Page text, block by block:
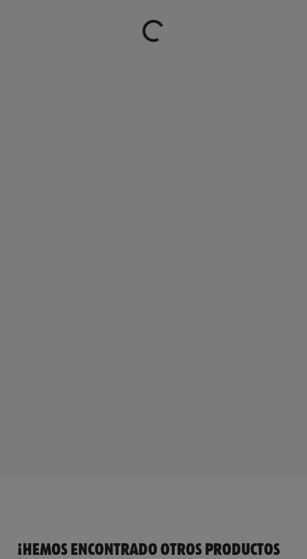
¡HEMOS ENCONTRADO OTROS PRODUCTOS